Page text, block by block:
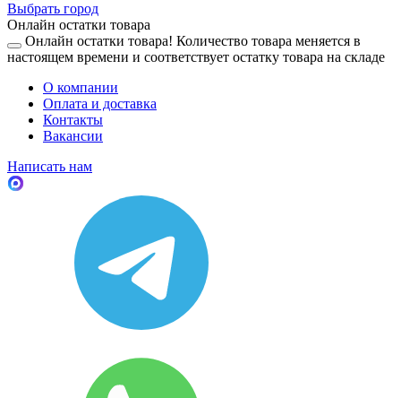
Выбрать город
Онлайн остатки товара
Онлайн остатки товара! Количество товара меняется в
настоящем времени и соответствует остатку товара на складе
О компании
Оплата и доставка
Контакты
Вакансии
Написать нам